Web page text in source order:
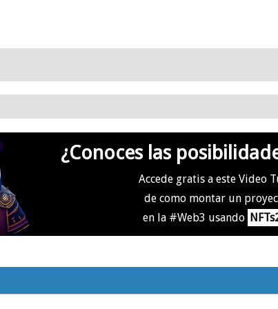
¿Conoces las
Accede gratis a este Video
de como montar un
en la #Web3 usando